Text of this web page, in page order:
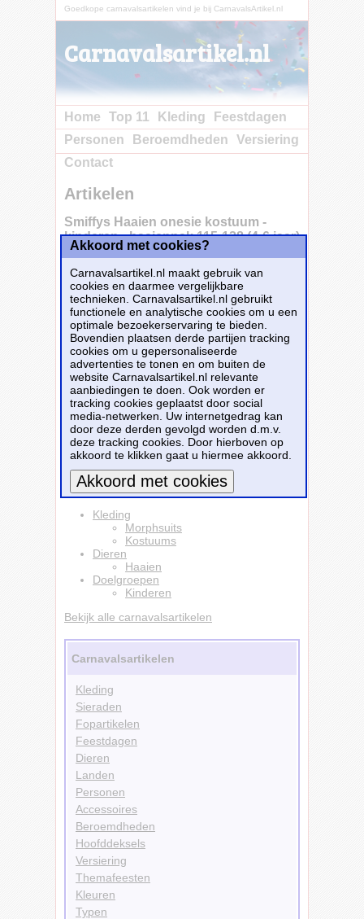
Goedkope carnavalsartikelen vind je bij CarnavalsArtikel.nl
Carnavalsartikel.nl
Home Top 11 Kleding
Feestdagen
Personen
Beroemdheden
Versiering
Contact
Artikelen
Smiffys Haaien onesie kostuum -
kinderen - haaienpak 115-128 (4-6 jaar)
Onesie haai kostuum voor kids. Een leuke
Onesie voor jongens en meiden. Deze Onesie
bestaat uit 1 geheel inclusief capuchon. De
voetjes aan de onderkant zijn open. LET OP:
Deze party/ carnaval onesie is gemaakt van
dun polyester materiaal en is niet geschikt als
pyjama onesie.
Dit carnavalsartikelSmiffys Haaien onesie
kostuum - kinderen - haaienpak 115-128 (4-
6 jaar) -is te bestellen bijFun-en-feest.nlvoor
€ 25,99.
Bestellen
Kleding
Morphsuits
Kostuums
Dieren
Haaien
Doelgroepen
Kinderen
Bekijk alle carnavalsartikelen
Carnavalsartikelen
Kleding
Sieraden
Fopartikelen
Feestdagen
Dieren
Landen
Personen
Accessoires
Beroemdheden
Hoofddeksels
Versiering
Themafeesten
Kleuren
Typen
Akkoord met cookies?
Carnavalsartikel.nl maakt gebruik van
cookies en daarmee vergelijkbare
technieken. Carnavalsartikel.nl gebruikt
functionele en analytische cookies om u een
optimale bezoekerservaring te bieden.
Bovendien plaatsen derde partijen tracking
cookies om u gepersonaliseerde
advertenties te tonen en om buiten de
website Carnavalsartikel.nl relevante
aanbiedingen te doen. Ook worden er
tracking cookies geplaatst door social
media-netwerken. Uw internetgedrag kan
door deze derden gevolgd worden d.m.v.
deze tracking cookies. Door hierboven op
akkoord te klikken gaat u hiermee akkoord.
Meer informatie